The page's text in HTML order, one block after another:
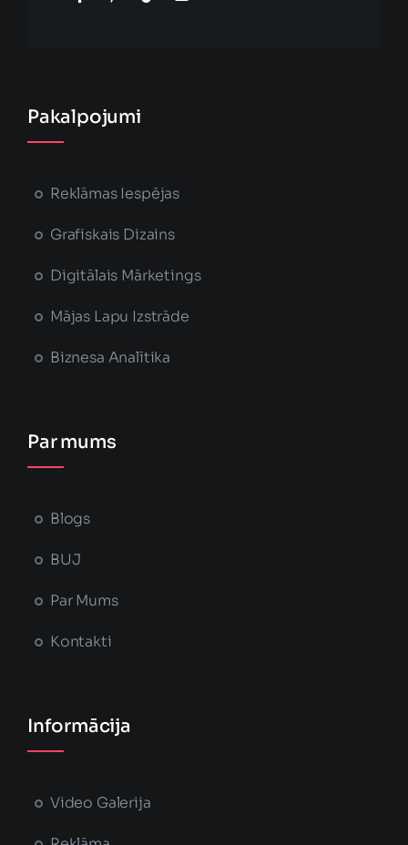
Pakalpojumi
Reklāmas Iespējas
Grafiskais Dizains
Digitālais Mārketings
Mājas Lapu Izstrāde
Biznesa Analītika
Par mums
Blogs
BUJ
Par Mums
Kontakti
Informācija
Video Galerija